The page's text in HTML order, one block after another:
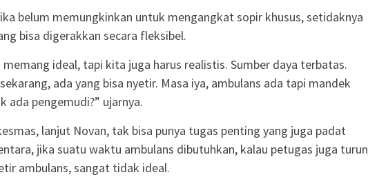
belum memungkinkan untuk mengangkat sopir khusus, setidaknya
bisa digerakkan secara fleksibel.
memang ideal, tapi kita juga harus realistis. Sumber daya terbatas.
ada yang bisa nyetir. Masa iya, ambulans ada tapi mandek
ada pengemudi?” ujarnya.
lanjut Novan, tak bisa punya tugas penting yang juga padat
jika suatu waktu ambulans dibutuhkan, kalau petugas juga turun
ambulans, sangat tidak ideal.